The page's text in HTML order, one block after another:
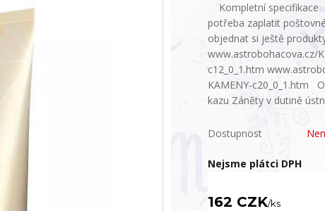
Kompletní specifikace
potřeba zaplatit
objednat si ještě
www.astrobohacova.cz/
c12_0_1.htm
KAMENY-c20_0_1.htm
kazu Záněty v dutině
Dostupnost
Nejsme plátci DPH
162 CZK/ks